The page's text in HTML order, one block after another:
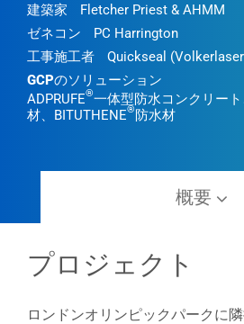
建築家
Fletcher Priest & AHMM
ゼネコン
PC Harrington
工事施工者
Quickseal
GCPのソリューション
ADPRUFE®一体型防水コンクリート
材、BITUTHENE®防水材
概要
プロジェクト
ロンドンオリンピックパークに